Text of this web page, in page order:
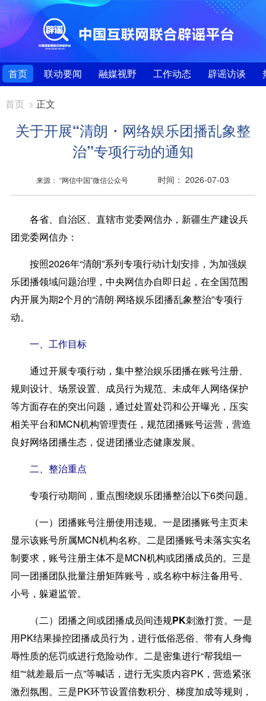
首页 联动要闻 融媒视野 工作动态 辟谣访谈
首页 > 正文
关于开展“清朗・网络娱乐团播乱象整
治”专项行动的通知
来源： “网信中国”微信公众号 时间： 2026-07-03
各省、自治区、直辖市党委网信办，新疆生产建设兵
团党委网信办：
按照2026年“清朗”系列专项行动计划安排，为加强娱
乐团播领域问题治理，中央网信办自即日起，在全国范围
内开展为期2个月的“清朗·网络娱乐团播乱象整治”专项行
动。
一、工作目标
通过开展专项行动，集中整治娱乐团播在账号注册、
规则设计、场景设置、成员行为规范、未成年人网络保护
等方面存在的突出问题，通过处置处罚和公开曝光，压实
相关平台和MCN机构管理责任，规范团播账号运营，营造
良好网络团播生态，促进团播业态健康发展。
二、整治重点
专项行动期间，重点围绕娱乐团播整治以下6类问题。
（一）团播账号注册使用违规。 一是团播账号主页未
显示该账号所属MCN机构名称。二是团播账号未落实实名
制要求，账号注册主体不是MCN机构或团播成员的。三是
同一团播团队批量注册矩阵账号，或名称中标注备用号、
小号，躲避监管。
（二）团播之间或团播成员间违规PK刺激打赏。 一是
用PK结果操控团播成员行为，进行低俗恶俗、带有人身侮
辱性质的惩罚或进行危险动作。二是密集进行“帮我组一
组”“就差最后一点”等喊话，进行无实质内容PK，营造紧张
激烈氛围。三是PK环节设置倍数积分、梯度加成等规则，